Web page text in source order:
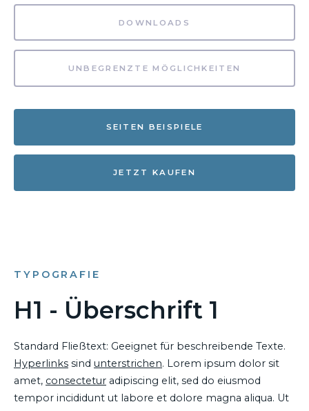
DOWNLOADS
UNBEGRENZTE MÖGLICHKEITEN
SEITEN BEISPIELE
JETZT KAUFEN
TYPOGRAFIE
H1 - Überschrift 1
Standard Fließtext: Geeignet für beschreibende Texte.
Hyperlinks sind unterstrichen. Lorem ipsum dolor sit
amet, consectetur adipiscing elit, sed do eiusmod
tempor incididunt ut labore et dolore magna aliqua. Ut